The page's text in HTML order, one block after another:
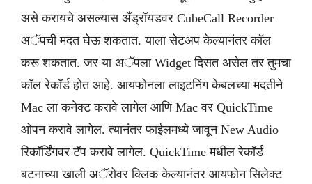
असे करायचे असल्यास अँड्रॉयडवर CubeCall Recorder
अॅपची मदत घेऊ शकतात. याला सेटअप केल्यानंतर कॉल
करू शकतात. जर या अॅपला Widget दिसत असेल तर तुमचा
कॉल रेकॉर्ड होत आहे. आयफोनला लाइटनिंग केबलच्या मदतीने
Mac ला कनेक्ट करावे लागेल आणि Mac वर QuickTime
ओपन करावे लागेल. त्यानंतर फाईलमध्ये जावून New Audio
रिकॉर्डिंगवर टॅप करावे लागेल. QuickTime मधील रेकॉर्ड
बटनाच्या खाली अॅरोवर क्लिक केल्यानंतर आयफोन सिलेक्ट